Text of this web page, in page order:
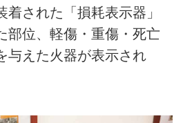
された「損耗表示器」
部位、軽傷・重傷・死亡
与えた火器が表示され